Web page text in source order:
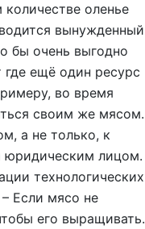
оленье
вынужденный
бы очень выгодно
ещё один ресурс
во время
своим же мясом.
а не только, к
юридическим лицом.
технологических
Если мясо не
его выращивать.